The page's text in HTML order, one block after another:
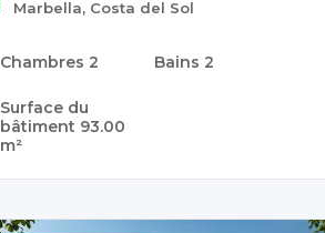
Marbella, Costa del Sol
Chambres 2 Bains 2
Surface du
bâtiment 93.00
m²